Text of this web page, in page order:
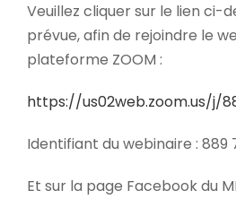
Veuillez cliquer sur le lien ci-
prévue, afin de rejoindre le
plateforme ZOOM :
https://us02web.zoom.us/j/
Identifiant du webinaire : 889
Et sur la page Facebook du